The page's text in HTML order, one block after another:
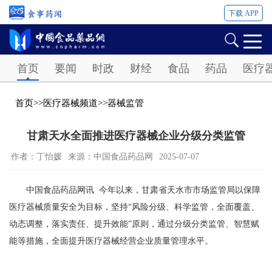
下载 APP
首页 要闻 时政 财经 食品 药品 医疗
首页>>医疗器械频道>>器械监管
甘肃天水全面推进医疗器械企业分级分类监管
作者：丁怡媛 来源：中国食品药品网 2025-07-07
中国食品药品网讯 今年以来，甘肃省天水市市场监管局以保障
医疗器械质量安全为目标，坚持“风险分级、科学监管，全面覆盖、
动态调整，落实责任、提升效能”原则，通过分级分类监管、智慧赋
能等措施，全面提升医疗器械经营企业质量管理水平。